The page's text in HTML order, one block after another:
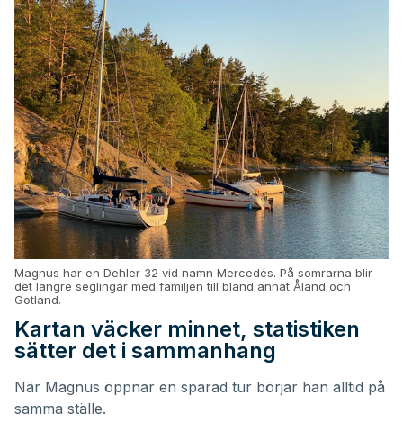
Magnus har en Dehler 32 vid namn Mercedés. På somrarna blir
det längre seglingar med familjen till bland annat Åland och
Gotland.
Kartan väcker minnet, statistiken
sätter det i sammanhang
När Magnus öppnar en sparad tur börjar han alltid på
samma ställe.